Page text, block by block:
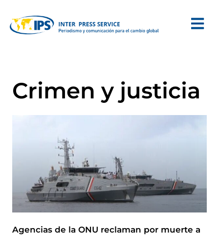
Crimen y justicia
Agencias de la ONU reclaman por muerte a